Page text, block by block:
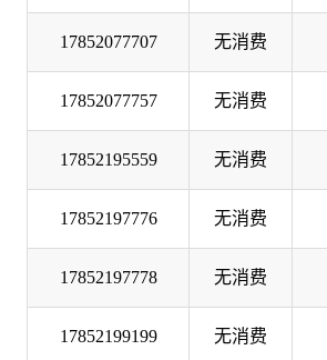
17852077707 无消费
17852077757 无消费
17852195559 无消费
17852197776 无消费
17852197778 无消费
17852199199 无消费